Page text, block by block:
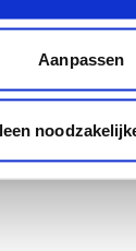
Aanpassen
op